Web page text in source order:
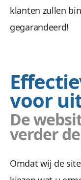
klanten zullen
gegarandeerd!
voor
De
verder
Omdat wij de